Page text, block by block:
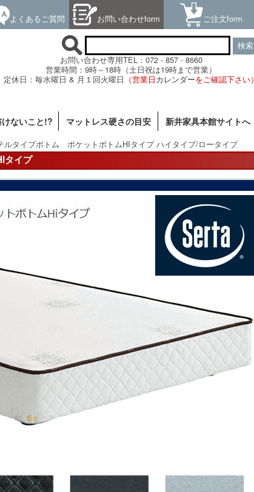
よくあるご質問 お問い合わせform ご注文form
検索
お問い合わせ専用TEL：072 - 857 - 8660
営業時間：9時～18時（土日祝は19時まで営業）
定休日：毎水曜日 & 月１回火曜日 （営業日カレンダーをご確認下さい）
ないこと!? マットレス硬さの目安
新井家具本館サイトへ
ルタイプボトム ポケットボトムHIタイプ ハイタイプ/ロータイプ
タイプ